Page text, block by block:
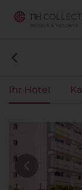
Ihr Hotel